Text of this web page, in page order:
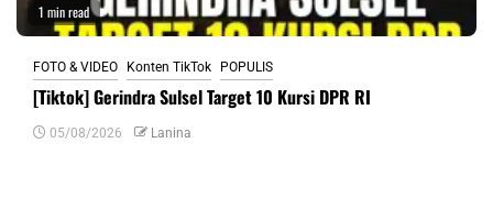
1 min read
FOTO & VIDEO Konten TikTok POPULIS
[Tiktok] Gerindra Sulsel Target 10 Kursi DPR RI
05/08/2026 Lanina